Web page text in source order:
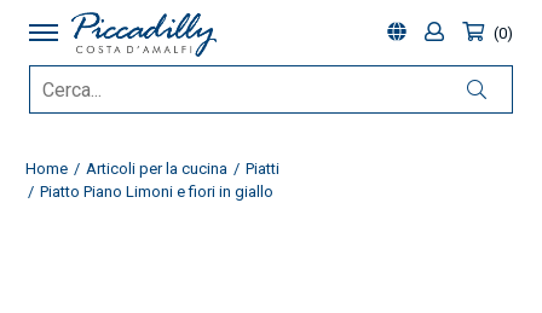
0
Home Articoli per la cucina
Piatti
Piatto Piano Limoni e fiori in giallo